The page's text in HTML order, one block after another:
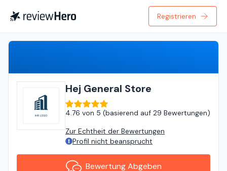
Registrieren
Hej General Store
4.76 von 5 (basierend auf 29 Bewertungen)
Zur Echtheit der Bewertungen
Profil nicht beansprucht
Bewertung Abgeben